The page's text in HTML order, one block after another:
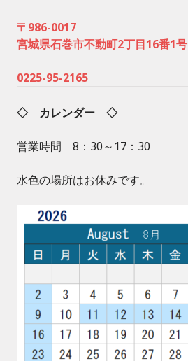
〒986-0017
宮城県石巻市不動町2丁目16番1号
0225-95-2165
◇ カレンダー ◇
営業時間 8：30～17：30
水色の場所はお休みです。